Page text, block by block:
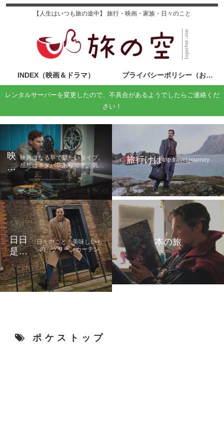
【人生はいつも旅の途中】 旅行・映画・家族・日々のこと
INDEX（映画＆ドラマ） プライバシーポリシー（お問い合わせ）
レンタルサーバーを変更したので、不具合があるようでしたらご連絡くだ
さい！
映
画
の
旅
映画はなる早で観たいタイプ。
感想はネタバレありです。気に
なる方は鑑賞後に読んでくださ
い。
旅行けばtrip,travel,journey
日日
是好
日
日々のこと 美味しいも
の グリーンカーテン
本の旅
ポケストップ